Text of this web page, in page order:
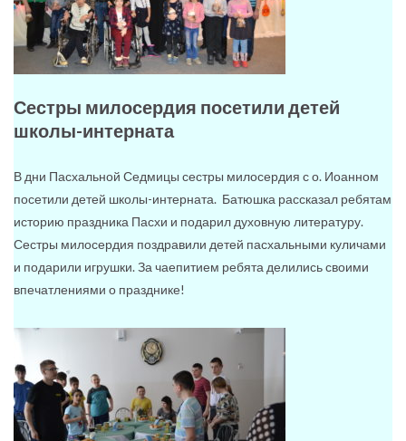
Сестры милосердия посетили детей
школы-интерната
В дни Пасхальной Седмицы сестры милосердия с о. Иоанном
посетили детей школы-интерната. Батюшка рассказал ребятам
историю праздника Пасхи и подарил духовную литературу.
Сестры милосердия поздравили детей пасхальными куличами
и подарили игрушки. За чаепитием ребята делились своими
впечатлениями о празднике!